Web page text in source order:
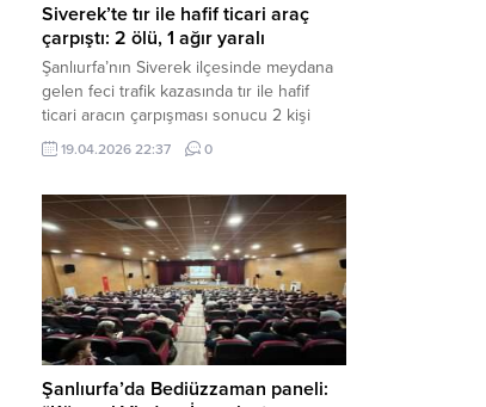
Siverek’te tır ile hafif ticari araç
çarpıştı: 2 ölü, 1 ağır yaralı
Şanlıurfa’nın Siverek ilçesinde meydana
gelen feci trafik kazasında tır ile hafif
ticari aracın çarpışması sonucu 2 kişi
yaşamını yitirdi, 1 kişi ise ağır yaralandı.
Haber Merkezi – Siverek-Adıyaman kara
çarpışması sonucu meydana gelen
kazada can pazarı yaşandı. Kafa Kafaya
Çarpıştılar Edinilen bilgilere göre,
Hüseyin Çelik (29)...
19.04.2026 22:37 0
Şanlıurfa’da Bediüzzaman paneli: